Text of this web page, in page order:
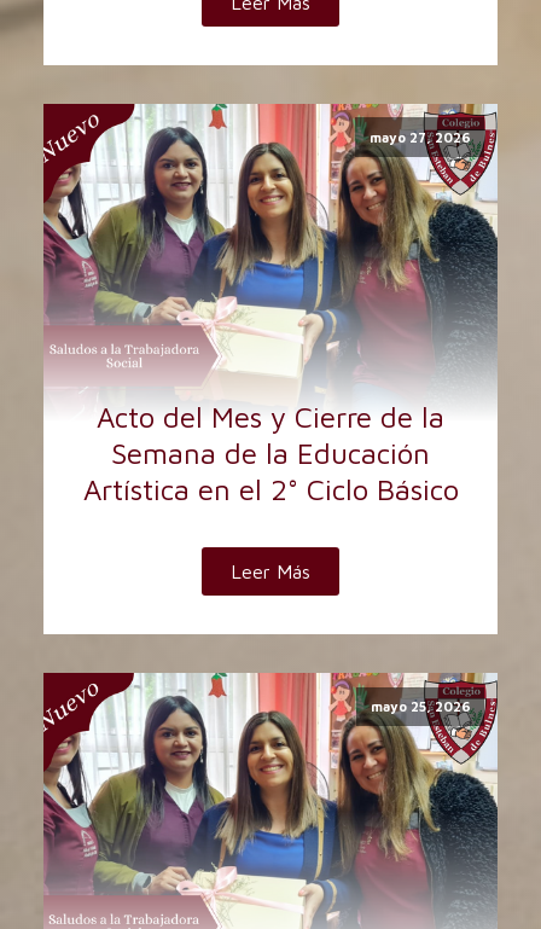
mayo 27, 2026
Acto del Mes y Cierre de la
Semana de la Educación
Artística en el 2° Ciclo Básico
Leer Más
mayo 25, 2026